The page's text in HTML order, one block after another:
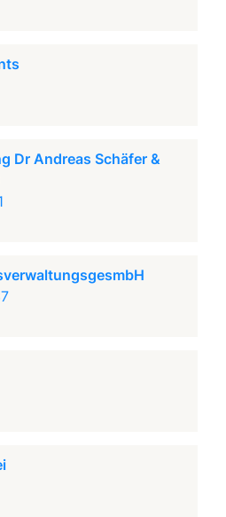
Dr Andreas Schäfer &